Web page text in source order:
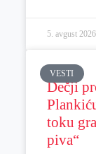
5. avgust
VESTI
Dečji
toku
piva“